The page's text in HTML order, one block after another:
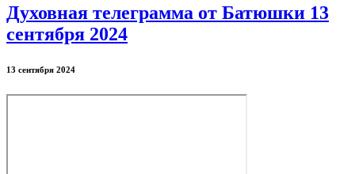
Духовная телеграмма от Батюшки 13
сентября 2024
13 сентября 2024